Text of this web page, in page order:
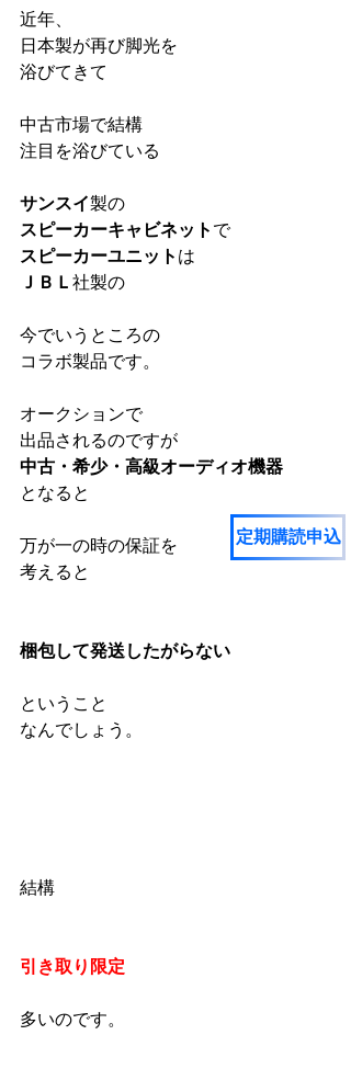
近年、
日本製が再び脚光を
浴びてきて
中古市場で結構
注目を浴びている
サンスイ製の
スピーカーキャビネット で
スピーカーユニット は
ＪＢＬ 社製の
今でいうところの
コラボ製品です。
オークションで
出品されるのですが
中古・希少・高級オーディオ機器
となると
万が一の時の保証を
考えると
梱包して発送したがらない
ということ
なんでしょう。
結構
引き取り限定
多いのです。
定期購読申込